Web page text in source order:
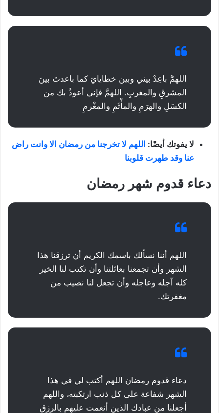
اللهمَّ باعِدْ بيني وبين خطايايَ كما باعدتَ بينَ
المشرقِ والمغربِ. اللهمَّ فإني أعوذُ بك من
الكسَلِ والهرَمِ والمأْثَمِ والمغْرمِ
لا يفوتك أيضًا: اللهم لا تخرجنا من رمضان الا وانت راض
عنا وقد طهرت قلوبنا
دعاء قدوم شهر رمضان
اللهم أننا نسألك باسمك الكريم أن ترزقنا هذا
الشهر وأن تجمعنا بعائلتنا وأن تكتب لنا الخير
كله آجله وعاجله وأن تجعل لنا نصيب من
مغفرتك.
دعاء قدوم رمضان اللهم أكتب لي في هذا
الشهر شفاعة على كل ذنب ارتكبته، واللهم
أجعلنا من عبادك الذين أنعمت عليهم بالرزق